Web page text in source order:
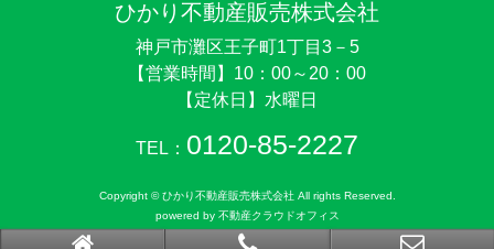
ひかり不動産販売株式会社
神戸市灘区王子町1丁目3－5
【営業時間】10：00～20：00
【定休日】水曜日
TEL： 0120-85-2227
Copyright © ひかり不動産販売株式会社 All rights Reserved.
powered by 不動産クラウドオフィス